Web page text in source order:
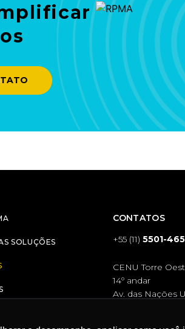
SOLUÇÕES
CONTATOS
+55 (11) 5501-
CENU Torre
14º andar
Av. das Nações